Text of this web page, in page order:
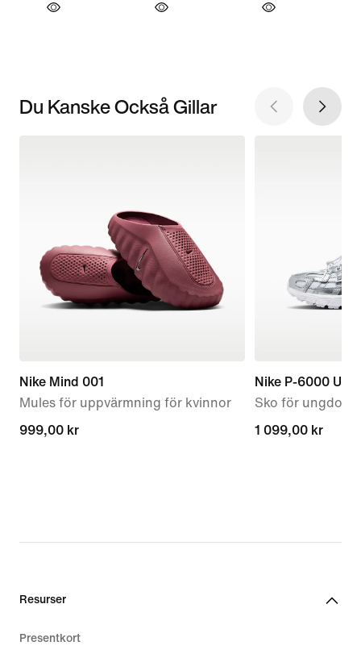
Du Kanske Också Gillar
Nike Mind 001
Mules för uppvärmning för kvinnor
999,00 kr
999,00 kr
Nike P-6000
Sko för ungdom
1 099,00 kr
1 099,00 kr
Resurser
Presentkort